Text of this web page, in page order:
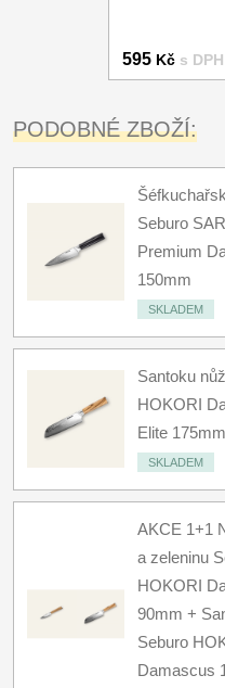
595 Kč s DPH
PODOBNÉ ZBOŽÍ:
Seburo
Premium
150mm
SKLADEM
Santoku
HOKORI
Elite 175mm
SKLADEM
AKCE 1+1
a zeleninu
HOKORI
90mm +
Seburo
Damascus